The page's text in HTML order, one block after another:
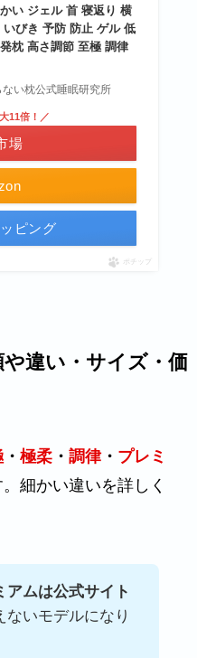
い ジェル 首 寝返り 横
いびき 予防 防止 ゲル 低
枕 高さ調節 至極 調律
ない枕公式睡眠研究所
11倍！／
場
ピング
ポチップ
違い・サイズ・価
・ 極柔・ 調律・ プレミ
細かい違いを詳しく
アムは公式サイト
ないモデルになり